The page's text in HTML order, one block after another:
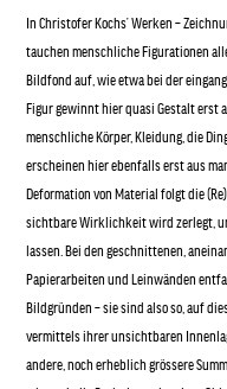
In Christofer Kochs’ Werken –
tauchen menschliche Figurationen
Bildfond auf, wie etwa bei der
Figur gewinnt hier quasi Gestalt erst
menschliche Körper, Kleidung, die
erscheinen hier ebenfalls erst aus
Deformation von Material folgt die
sichtbare Wirklichkeit wird zerlegt,
lassen. Bei den geschnittenen,
Papierarbeiten und Leinwänden
Bildgründen – sie sind also so, auf
vermittels ihrer unsichtbaren
andere, noch erheblich grössere